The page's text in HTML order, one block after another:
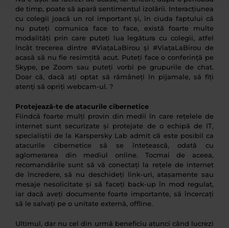
de timp, poate să apară sentimentul izolării. Interacțiunea
cu colegii joacă un rol important și, în ciuda faptului că
nu puteți comunica face to face, există foarte multe
modalități prin care puteți lua legătura cu colegii, atfel
încât trecerea dintre #ViațaLaBirou și #ViațaLaBirou de
acasă să nu fie resimțită acut. Puteți face o conferință pe
Skype, pe Zoom sau puteți vorbi pe grupurile de chat.
Doar că, dacă ați optat să rămâneți în pijamale, să fiți
atenți să opriți webcam-ul. ?
Protejează-te de atacurile cibernetice
Fiindcă foarte mulți provin din medii în care rețelele de
internet sunt securizate și protejate de o echipă de IT,
specialiștii de la Karspersky Lab admit că este posibil ca
atacurile cibernetice să se întețească, odată cu
aglomerarea din mediul online. Tocmai de aceea,
recomandările sunt să vă conectați la rețele de internet
de încredere, să nu deschideți link-uri, atașamente sau
mesaje nesolicitate și să faceți back-up în mod regulat,
iar dacă aveți documente foarte importante, să încercați
să le salvați pe o unitate externă, offline.
Ultimul, dar nu cel din urmă beneficiu atunci când lucrezi